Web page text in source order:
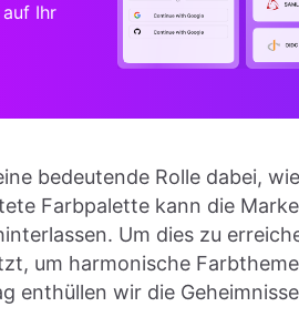
Ihr
bedeutende Rolle dabei,
Farbpalette kann die
Um dies zu
um harmonische
enthüllen wir die